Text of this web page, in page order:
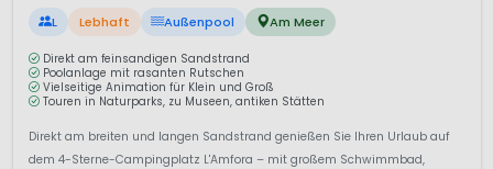
L Lebhaft Außenpool Am Meer
Direkt am feinsandigen Sandstrand
Poolanlage mit rasanten Rutschen
Vielseitige Animation für Klein und Groß
Touren in Naturparks, zu Museen, antiken Stätten
Direkt am breiten und langen Sandstrand genießen Sie Ihren Urlaub auf
dem 4-Sterne-Campingplatz L'Amfora – mit großem Schwimmbad,